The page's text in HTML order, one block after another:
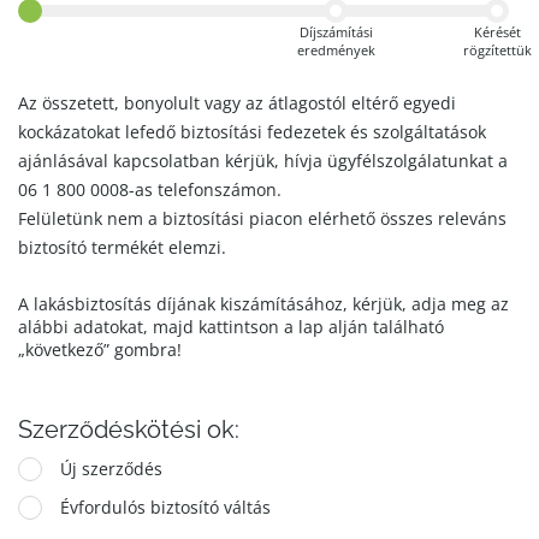
Díjszámítási
eredmények
Kérését
rögzítettük
Az összetett, bonyolult vagy az átlagostól eltérő egyedi
kockázatokat lefedő biztosítási fedezetek és szolgáltatások
ajánlásával kapcsolatban kérjük, hívja ügyfélszolgálatunkat a
06 1 800 0008-as telefonszámon.
Felületünk nem a biztosítási piacon elérhető összes releváns
biztosító termékét elemzi.
A lakásbiztosítás díjának kiszámításához, kérjük, adja meg az
alábbi adatokat, majd kattintson a lap alján található
„következő” gombra!
Szerződéskötési ok:
Új szerződés
Évfordulós biztosító váltás